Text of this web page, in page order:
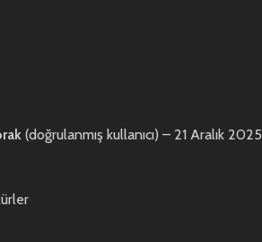
(doğrulanmış kullanıcı) – 21 Aralık 2025